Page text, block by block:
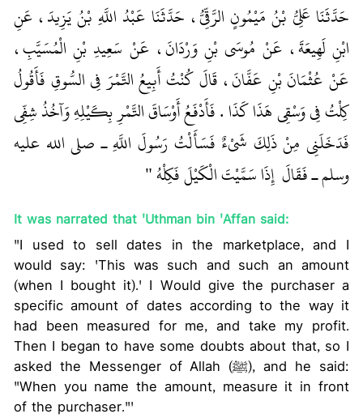
حَدَّثَنَا عَلِيُّ بْنُ مَيْمُونٍ الرَّقِّيُّ، حَدَّثَنَا عَبْدُ اللَّهِ بْنُ يَزِيدَ، عَنِ
ابْنِ لَهِيعَةَ، عَنْ مُوسَى بْنِ وَرْدَانَ، عَنْ سَعِيدِ بْنِ الْمُسَيَّبِ،
عَنْ عُثْمَانَ بْنِ عَفَّانَ، قَالَ كُنْتُ أَبِيعُ التَّمْرَ فِي السُّوقِ فَأَقُولُ
كِلْتُ فِي وَسْقِي هَذَا كَذَا ‏.‏ فَأَدْفَعُ أَوْسَاقَ التَّمْرِ بِكَيْلِهِ وَآخُذُ شِفِّي
فَدَخَلَنِي مِنْ ذَلِكَ شَىْءٌ فَسَأَلْتُ رَسُولَ اللَّهِ ـ صلى الله عليه
وسلم ـ فَقَالَ ‏ ‏ إِذَا سَمَّيْتَ الْكَيْلَ فَكِلْهُ ‏"
It was narrated that 'Uthman bin 'Affan said:
"I used to sell dates in the marketplace, and I
would say: 'This was such and such an amount
(when I bought it).' I Would give the purchaser a
specific amount of dates according to the way it
had been measured for me, and take my profit.
Then I began to have some doubts about that, so I
asked the Messenger of Allah (ﷺ), and he said:
"When you name the amount, measure it in front
of the purchaser."'